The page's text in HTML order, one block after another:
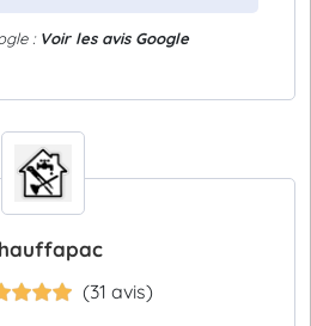
: Voir les avis Google
(31 avis)